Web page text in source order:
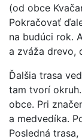
(od obce
Pokračovať
na budúci rok.
a zváža drevo,
Ďalšia trasa
tam tvorí
obce. Pri
a medvedíka.
Posledná